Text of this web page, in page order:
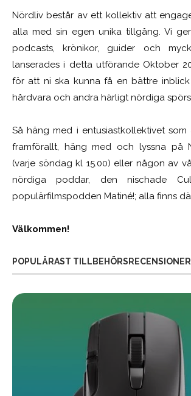
Nördliv består av ett kollektiv att
alla med sin egen unika tillgång. Vi
podcasts, krönikor, guider och
lanserades i detta utförande Oktober
för att ni ska kunna få en bättre inblick
hårdvara och andra härligt nördiga
Så häng med i entusiastkollektivet som
framförallt, häng med och lyssna på
(varje söndag kl 15.00) eller någon av
nördiga poddar, den nischade
populärfilmspodden Matiné!; alla finns
Välkommen!
POPULÄRAST